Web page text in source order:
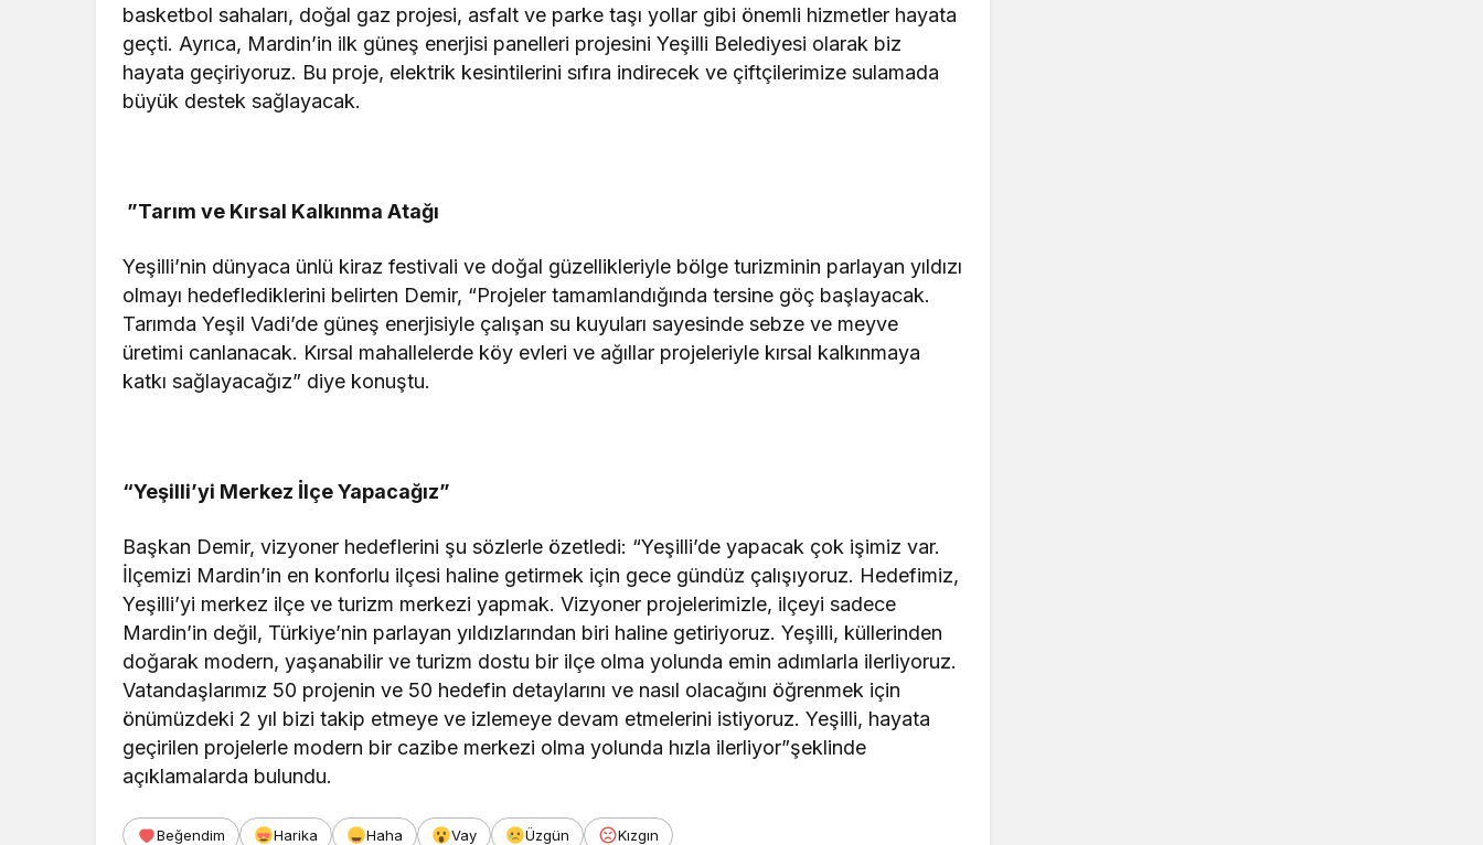
basketbol sahaları, doğal gaz projesi, asfalt ve parke taşı yollar gibi önemli hizmetler hayata
geçti. Ayrıca, Mardin’in ilk güneş enerjisi panelleri projesini Yeşilli Belediyesi olarak biz
hayata geçiriyoruz. Bu proje, elektrik kesintilerini sıfıra indirecek ve çiftçilerimize sulamada
büyük destek sağlayacak.
”Tarım ve Kırsal Kalkınma Atağı
Yeşilli’nin dünyaca ünlü kiraz festivali ve doğal güzellikleriyle bölge turizminin parlayan yıldızı
olmayı hedeflediklerini belirten Demir, “Projeler tamamlandığında tersine göç başlayacak.
Tarımda Yeşil Vadi’de güneş enerjisiyle çalışan su kuyuları sayesinde sebze ve meyve
üretimi canlanacak. Kırsal mahallelerde köy evleri ve ağıllar projeleriyle kırsal kalkınmaya
katkı sağlayacağız” diye konuştu.
“Yeşilli’yi Merkez İlçe Yapacağız”
Başkan Demir, vizyoner hedeflerini şu sözlerle özetledi: “Yeşilli’de yapacak çok işimiz var.
İlçemizi Mardin’in en konforlu ilçesi haline getirmek için gece gündüz çalışıyoruz. Hedefimiz,
Yeşilli’yi merkez ilçe ve turizm merkezi yapmak. Vizyoner projelerimizle, ilçeyi sadece
Mardin’in değil, Türkiye’nin parlayan yıldızlarından biri haline getiriyoruz. Yeşilli, küllerinden
doğarak modern, yaşanabilir ve turizm dostu bir ilçe olma yolunda emin adımlarla ilerliyoruz.
Vatandaşlarımız 50 projenin ve 50 hedefin detaylarını ve nasıl olacağını öğrenmek için
önümüzdeki 2 yıl bizi takip etmeye ve izlemeye devam etmelerini istiyoruz. Yeşilli, hayata
geçirilen projelerle modern bir cazibe merkezi olma yolunda hızla ilerliyor”şeklinde
açıklamalarda bulundu.
Beğendim Harika Haha Vay Üzgün Kızgın